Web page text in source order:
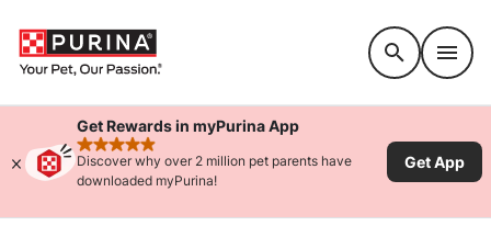
Get Rewards in myPurina App
rated 4.9 stars
Discover why over 2 million pet parents have
downloaded myPurina!
Get App